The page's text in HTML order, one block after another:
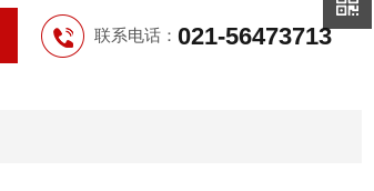
联系电话： 021-56473713